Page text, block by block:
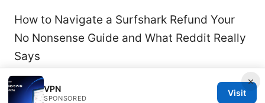
How to Navigate a Surfshark Refund Your
No Nonsense Guide and What Reddit Really
Says
×
VPN
SPONSORED
Visit